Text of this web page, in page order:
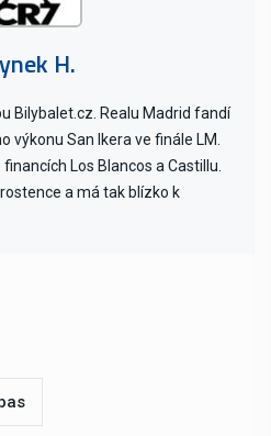
H.
Bilybalet.cz. Realu Madrid fandí
výkonu San Ikera ve finále LM.
Los Blancos a Castillu.
a má tak blízko k